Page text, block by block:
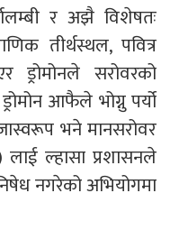
र अझै विशेषतः
तीर्थस्थल, पवित्र
ड्रोमोनले सरोवरको
आफैले भोग्नु पर्यो
भने मानसरोवर
लाई ल्हासा प्रशासनले
नगरेको अभियोगमा